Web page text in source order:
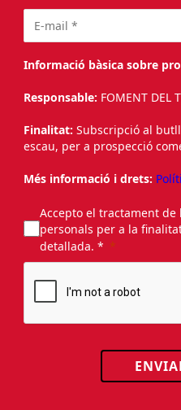
Informació bàsica sobre
Responsable: FOMENT DEL
Finalitat: Subscripció al
escau, per a prospecció
Més informació i drets:
Accepto el tractament de
personals per a la
detallada. *